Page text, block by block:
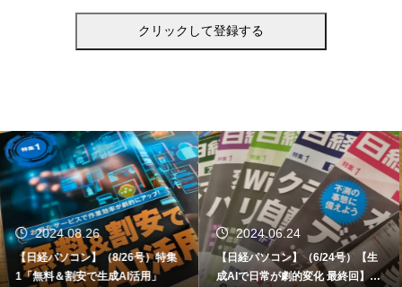
2024.06.24
【日経パソコン】（6/24号）【生
成AIで日常が劇的変化 最終回】 A
2024.06.12
【書籍】ゼロからはじめる なるほ
ど！Copilot活用術（技術評論社）